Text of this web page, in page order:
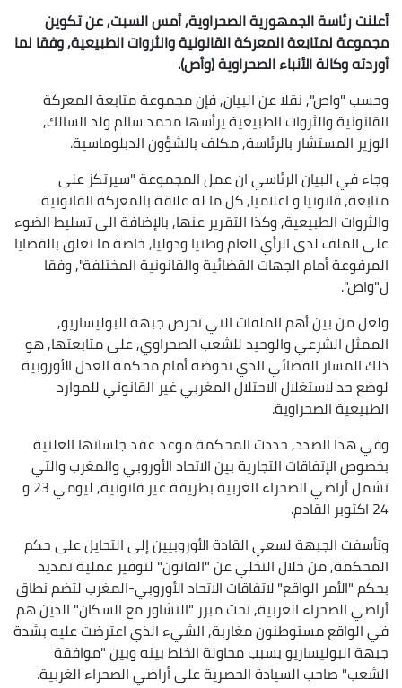
أعلنت رئاسة الجمهورية الصحراوية, أمس السبت, عن تكوين
مجموعة لمتابعة المعركة القانونية والثروات الطبيعية, وفقا لما
أوردته وكالة الأنباء الصحراوية (وأص).
وحسب "واص", نقلا عن البيان, فإن مجموعة متابعة المعركة
القانونية والثروات الطبيعية يرأسها محمد سالم ولد السالك,
الوزير المستشار بالرئاسة, مكلف بالشؤون الدبلوماسية.
وجاء في البيان الرئاسي ان عمل المجموعة "سيرتكز على
متابعة, قانونيا و اعلاميا, كل ما له علاقة بالمعركة القانونية
والثروات الطبيعية, وكذا التقرير عنها, بالإضافة الى تسليط الضوء
على الملف لدى الرأي العام وطنيا ودوليا, خاصة ما تعلق بالقضايا
المرفوعة أمام الجهات القضائية والقانونية المختلفة", وفقا
ل"واص".
ولعل من بين أهم الملفات التي تحرص جبهة البوليساريو,
الممثل الشرعي والوحيد للشعب الصحراوي, على متابعتها, هو
ذلك المسار القضائي الذي تخوضه أمام محكمة العدل الأوروبية
لوضع حد لاستغلال الاحتلال المغربي غير القانوني للموارد
الطبيعية الصحراوية.
وفي هذا الصدد, حددت المحكمة موعد عقد جلساتها العلنية
بخصوص الإتفاقات التجارية بين الاتحاد الأوروبي والمغرب والتي
تشمل أراضي الصحراء الغربية بطريقة غير قانونية, ليومي 23 و
24 اكتوبر القادم.
وتأسفت الجبهة لسعي القادة الأوروبيين إلى التحايل على حكم
المحكمة, من خلال التخلي عن "القانون" لتوفير عملية تمديد
بحكم "الأمر الواقع" لاتفاقات الاتحاد الأوروبي-المغرب لتضم نطاق
أراضي الصحراء الغربية, تحت مبرر "التشاور مع السكان" الذين هم
في الواقع مستوطنون مغاربة, الشيء الذي اعترضت عليه بشدة
جبهة البوليساريو بسبب محاولة الخلط بينه وبين "موافقة
الشعب" صاحب السيادة الحصرية على أراضي الصحراء الغربية.